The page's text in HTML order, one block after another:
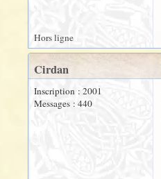
Hors ligne
Cirdan
Inscription : 2001
Messages : 440